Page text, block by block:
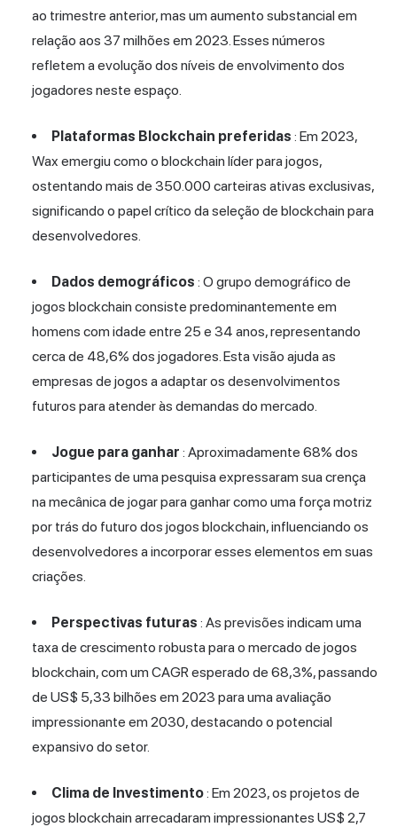
ao trimestre anterior, mas um aumento substancial em
relação aos 37 milhões em 2023. Esses números
refletem a evolução dos níveis de envolvimento dos
jogadores neste espaço.
Plataformas Blockchain preferidas : Em 2023,
Wax emergiu como o blockchain líder para jogos,
ostentando mais de 350.000 carteiras ativas exclusivas,
significando o papel crítico da seleção de blockchain para
desenvolvedores.
Dados demográficos : O grupo demográfico de
jogos blockchain consiste predominantemente em
homens com idade entre 25 e 34 anos, representando
cerca de 48,6% dos jogadores. Esta visão ajuda as
empresas de jogos a adaptar os desenvolvimentos
futuros para atender às demandas do mercado.
Jogue para ganhar : Aproximadamente 68% dos
participantes de uma pesquisa expressaram sua crença
na mecânica de jogar para ganhar como uma força motriz
por trás do futuro dos jogos blockchain, influenciando os
desenvolvedores a incorporar esses elementos em suas
criações.
Perspectivas futuras : As previsões indicam uma
taxa de crescimento robusta para o mercado de jogos
blockchain, com um CAGR esperado de 68,3%, passando
de US$ 5,33 bilhões em 2023 para uma avaliação
impressionante em 2030, destacando o potencial
expansivo do setor.
Clima de Investimento: Em 2023, os projetos de
jogos blockchain arrecadaram impressionantes US$ 2,7